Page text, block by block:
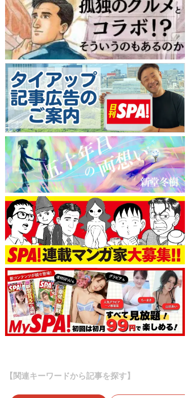
【関連キーワードから記事を探す】